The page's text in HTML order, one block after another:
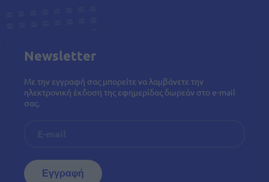
Newsletter
Με την εγγραφή σας μπορείτε να λαμβάνετε την
ηλεκτρονική έκδοση της εφημερίδας δωρεάν στο e-mail
σας.